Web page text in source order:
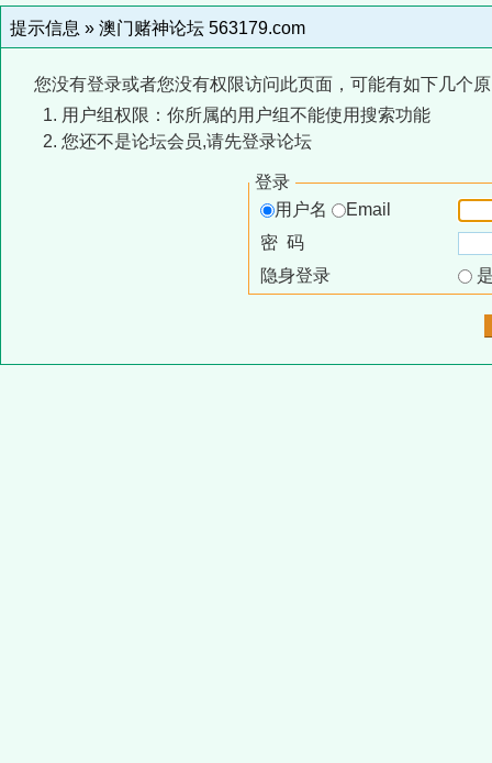
提示信息 » 澳门赌神论坛 563179.com
您没有登录或者您没有权限访问此页面，可能有如下几个
用户组权限：你所属的用户组不能使用搜索功能
您还不是论坛会员,请先登录论坛
登录
用户名
Email
密 码
隐身登录